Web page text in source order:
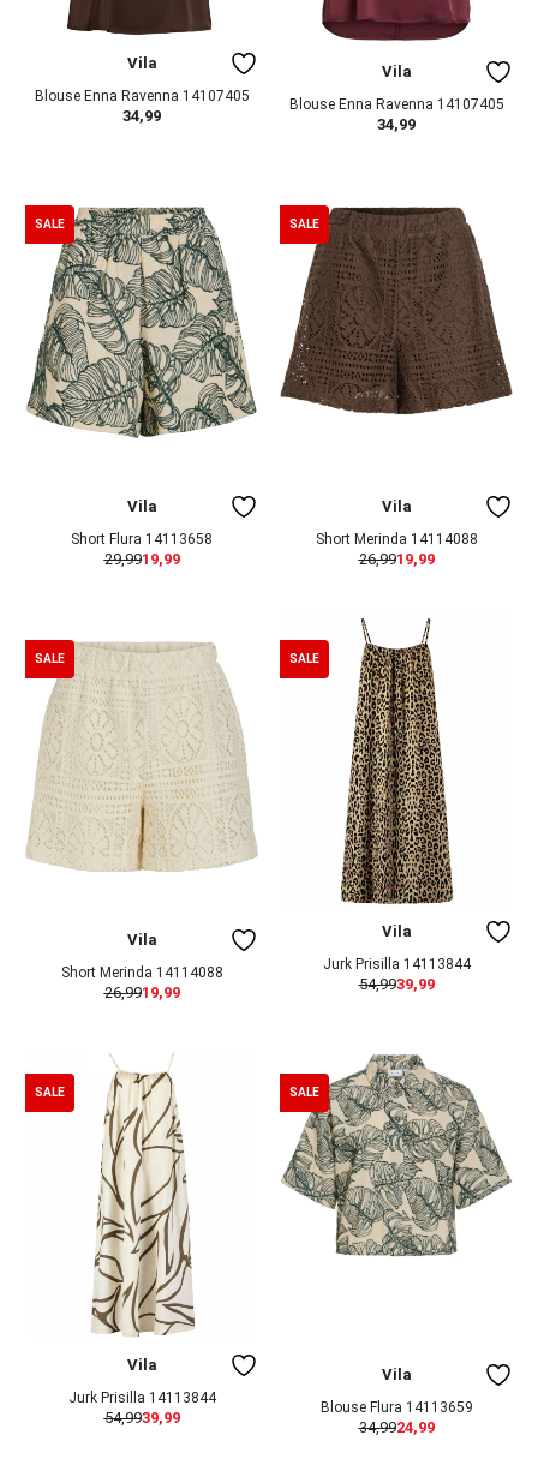
Vila
Blouse Enna Ravenna 14107405
34,99
Vila
Blouse Enna Ravenna 14107405
34,99
SALE
Vila
Short Flura 14113658
29,9919,99
SALE
Vila
Short Merinda 14114088
26,9919,99
SALE
Vila
Short Merinda 14114088
26,9919,99
SALE
Vila
Jurk Prisilla 14113844
54,9939,99
SALE
Vila
Jurk Prisilla 14113844
54,9939,99
SALE
Vila
Blouse Flura 14113659
34,9924,99